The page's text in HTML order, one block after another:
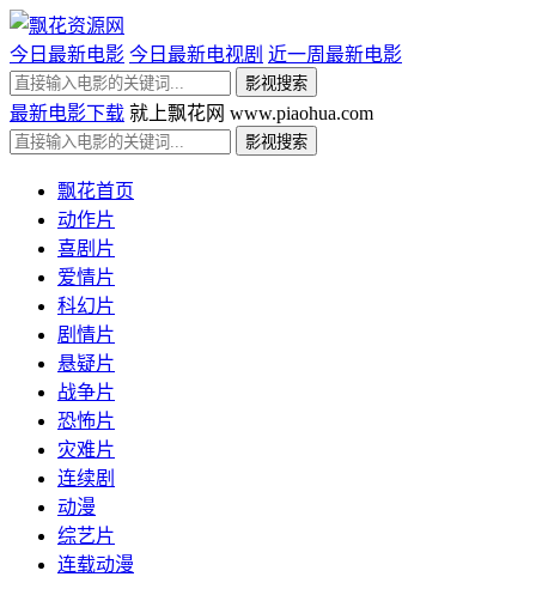
今日最新电影 今日最新电视剧 近一周最新电影
最新电影下载 就上飘花网 www.piaohua.com
飘花首页
动作片
喜剧片
爱情片
科幻片
剧情片
悬疑片
战争片
恐怖片
灾难片
连续剧
动漫
综艺片
连载动漫